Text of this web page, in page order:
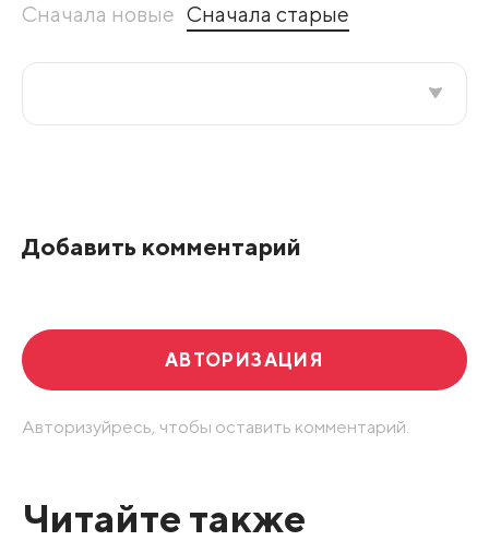
Сначала новые Сначала старые
Добавить комментарий
АВТОРИЗАЦИЯ
Авторизуйресь, чтобы оставить комментарий.
Читайте также